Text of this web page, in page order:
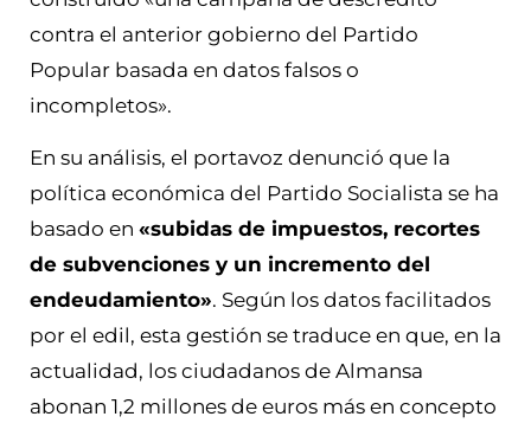
contra el anterior gobierno del Partido
Popular basada en datos falsos o
incompletos».
En su análisis, el portavoz denunció que la
política económica del Partido Socialista se ha
basado en «subidas de impuestos, recortes
de subvenciones y un incremento del
endeudamiento». Según los datos facilitados
por el edil, esta gestión se traduce en que, en la
actualidad, los ciudadanos de Almansa
abonan 1,2 millones de euros más en concepto